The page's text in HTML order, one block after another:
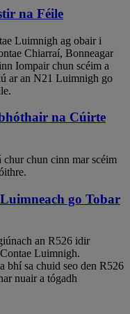
na Féile
Luimnigh ag obair i
Chiarraí, Bonneagar
Iompair chun scéim a
ar an N21 Luimnigh go
na Cúirte
chun cinn mar scéim
go Tobar
an R526 idir
Luimnigh.
bhí sa chuid seo den R526
nuair a tógadh